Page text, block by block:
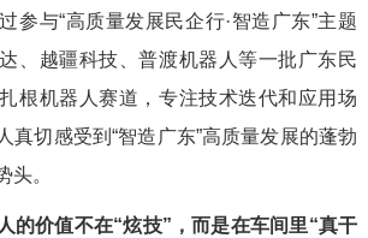
参与“高质量发展民企行·智造广东”主题
、越疆科技、普渡机器人等一批广东民
根机器人赛道，专注技术迭代和应用场
真切感受到“智造广东”高质量发展的蓬勃
头。
的价值不在“炫技”，而是在车间里“真干